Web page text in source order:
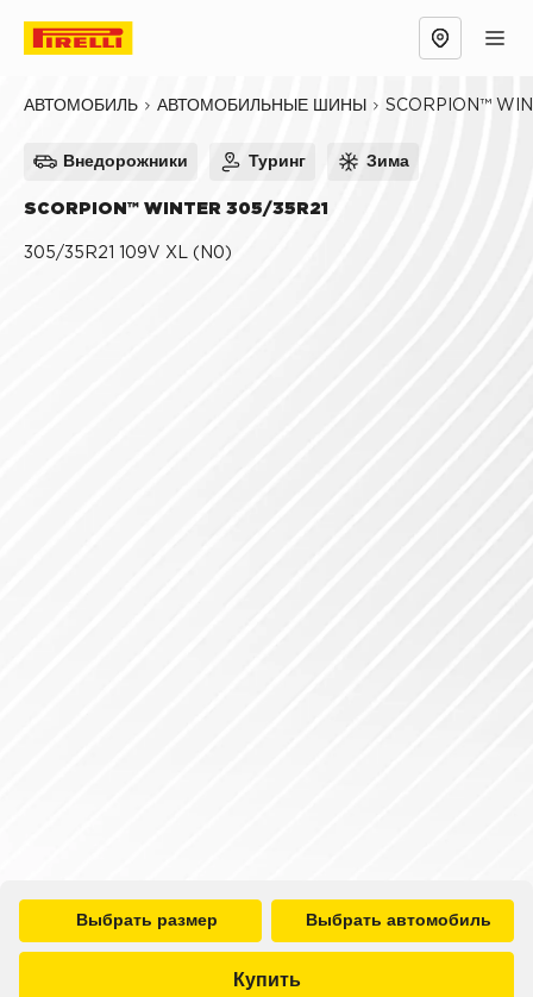
АВТОМОБИЛЬ АВТОМОБИЛЬНЫЕ ШИНЫ SCORPION™
Внедорожники Туринг Зима
SCORPION™ WINTER 305/35R21
305/35R21 109V XL (N0)
Выбрать размер Выбрать автомобиль
Купить